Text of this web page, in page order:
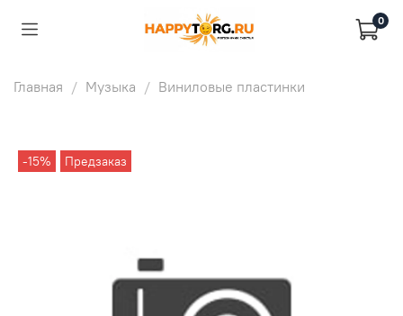
0
Главная Музыка Виниловые пластинки
-15% Предзаказ